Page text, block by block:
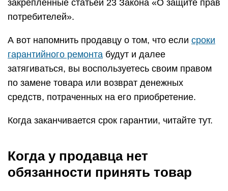
закрепленные статьей 23 Закона «О защите прав
потребителей».
А вот напомнить продавцу о том, что если сроки
гарантийного ремонта будут и далее
затягиваться, вы воспользуетесь своим правом
по замене товара или возврат денежных
средств, потраченных на его приобретение.
Когда заканчивается срок гарантии, читайте тут.
Когда у продавца нет
обязанности принять товар